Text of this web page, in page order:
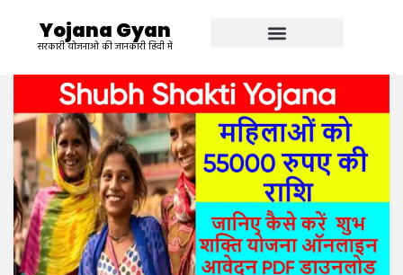
Yojana Gyan
सरकारी योजनाओ की जानकारी हिंदी में